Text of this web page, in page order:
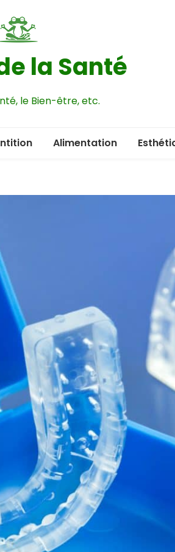
la Santé
le Bien-être, etc.
Alimentation